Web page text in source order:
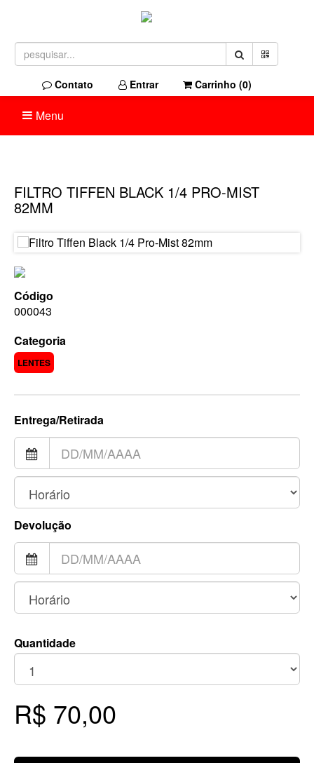
Contato Entrar Carrinho (0)
Menu
FILTRO TIFFEN BLACK 1/4 PRO-MIST
82MM
Código
000043
Categoria
LENTES
Entrega/Retirada
Devolução
Quantidade
R$ 70,00